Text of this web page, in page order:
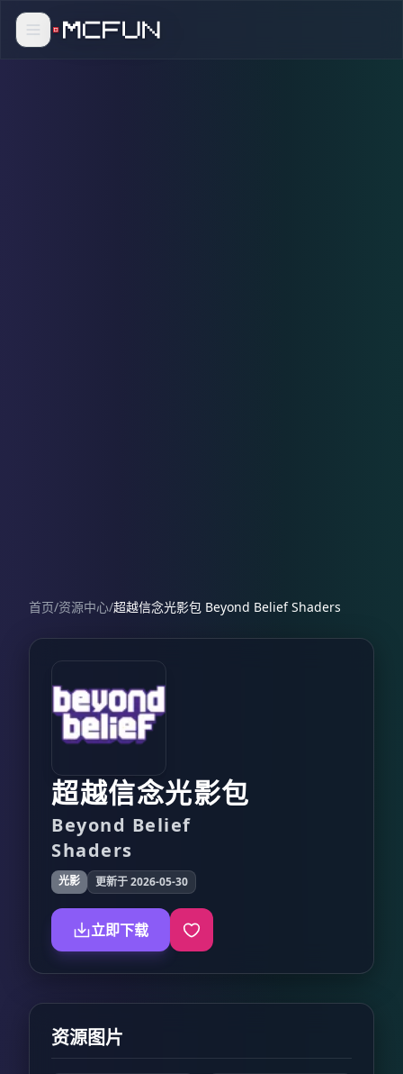
首页/资源中心/超越信念光影包 Beyond Belief Shaders
超越信念光影包
Beyond Belief
Shaders
光影 更新于 2026-05-30
立即下载
资源图片